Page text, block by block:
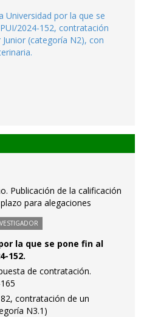
Universidad por la que se
2024-152, contratación
(categoría N2), con
Publicación de la calificación
para alegaciones
la que se pone fin al
152.
de contratación.
contratación de un
N3.1)